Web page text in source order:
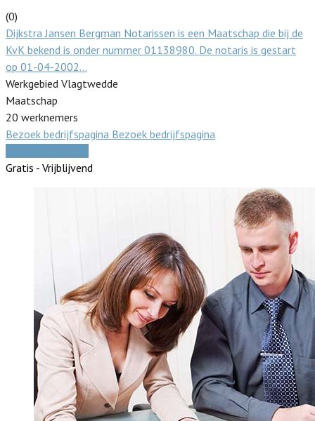
(0)
Dijkstra Jansen Bergman Notarissen is een Maatschap die bij de
KvK bekend is onder nummer 01138980. De notaris is gestart
op 01-04-2002…
Werkgebied Vlagtwedde
Maatschap
20 werknemers
Bezoek bedrijfspagina Bezoek bedrijfspagina
Gratis - Vrijblijvend